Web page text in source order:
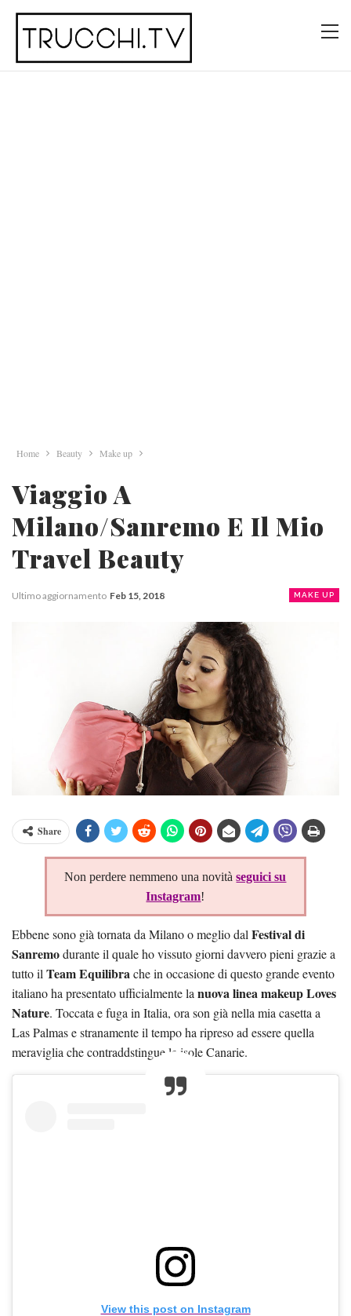
Home Beauty Make up
Viaggio A
Milano/Sanremo E Il Mio
Travel Beauty
MAKE UP
Ultimo aggiornamento Feb 15, 2018
Share
Non perdere nemmeno una novitàseguici su
Instagram!
Ebbene sono già tornata da Milano o meglio dal Festival di
Sanremodurante il quale ho vissuto giorni davvero pieni grazie a
tutto il Team Equilibrache in occasione di questo grande evento
italiano ha presentato ufficialmente la nuova linea makeup Loves
Nature. Toccata e fuga in Italia, ora son già nella mia casetta a
Las Palmas e stranamente il tempo ha ripreso ad essere quella
meraviglia che contraddstingue le isole Canarie.
View this post on Instagram